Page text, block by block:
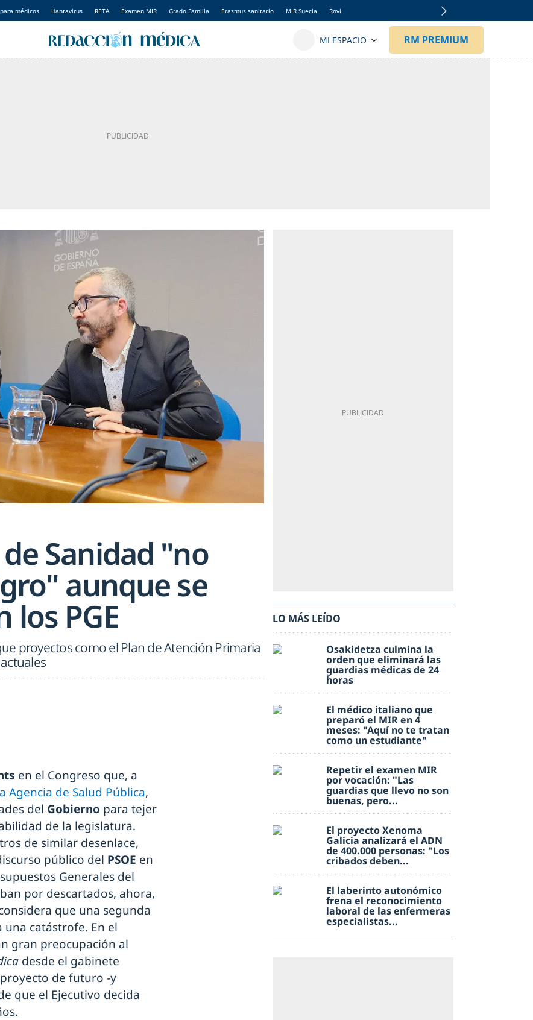
médicos Hantavirus RETA Examen MIR Grado Familia Erasmus sanitario MIR Suecia Rovi
Sanidad "no
aunque se
PGE
proyectos como el Plan de Atención Primaria
en el Congreso que, a
Agencia de Salud Pública,
del Gobierno para tejer
de la legislatura.
de similar desenlace,
público del PSOE en
Generales del
por descartados, ahora,
que una segunda
catástrofe. En el
gran preocupación al
desde el gabinete
de futuro -y
que el Ejecutivo decida
LO MÁS LEÍDO
Osakidetza culmina la
orden que eliminará las
guardias médicas de 24
horas
El médico italiano que
preparó el MIR en 4
meses: "Aquí no te tratan
como un estudiante"
Repetir el examen MIR
por vocación: "Las
guardias que llevo no son
buenas, pero...
El proyecto Xenoma
Galicia analizará el ADN
de 400.000 personas: "Los
cribados deben...
El laberinto autonómico
frena el reconocimiento
laboral de las enfermeras
especialistas...